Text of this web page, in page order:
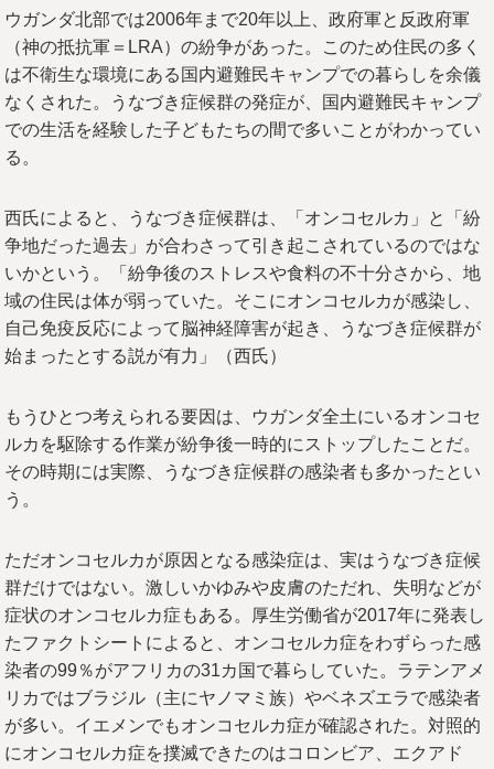
ウガンダ北部では2006年まで20年以上、政府軍と反政府軍
（神の抵抗軍＝LRA）の紛争があった。このため住民の多く
は不衛生な環境にある国内避難民キャンプでの暮らしを余儀
なくされた。うなづき症候群の発症が、国内避難民キャンプ
での生活を経験した子どもたちの間で多いことがわかってい
る。
西氏によると、うなづき症候群は、「オンコセルカ」と「紛
争地だった過去」が合わさって引き起こされているのではな
いかという。「紛争後のストレスや食料の不十分さから、地
域の住民は体が弱っていた。そこにオンコセルカが感染し、
自己免疫反応によって脳神経障害が起き、うなづき症候群が
始まったとする説が有力」（西氏）
もうひとつ考えられる要因は、ウガンダ全土にいるオンコセ
ルカを駆除する作業が紛争後一時的にストップしたことだ。
その時期には実際、うなづき症候群の感染者も多かったとい
う。
ただオンコセルカが原因となる感染症は、実はうなづき症候
群だけではない。激しいかゆみや皮膚のただれ、失明などが
症状のオンコセルカ症もある。厚生労働省が2017年に発表し
たファクトシートによると、オンコセルカ症をわずらった感
染者の99％がアフリカの31カ国で暮らしていた。ラテンアメ
リカではブラジル（主にヤノマミ族）やベネズエラで感染者
が多い。イエメンでもオンコセルカ症が確認された。対照的
にオンコセルカ症を撲滅できたのはコロンビア、エクアド